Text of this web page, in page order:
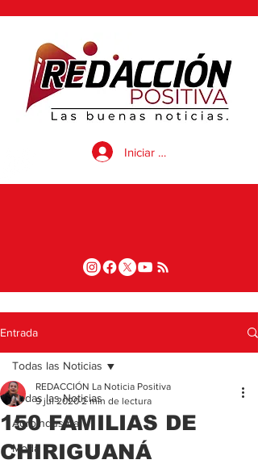
Iniciar sesión
Entrada
Todas las Noticias
Agroindustria
Moda
Todas las Noticias
150 FAMILIAS DE
CHIRIGUANÁ
REDACCIÓN La Noticia Positiva
9 jul 2020 2 min de lectura